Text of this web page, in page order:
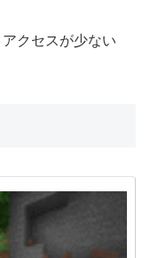
クセスが少ない